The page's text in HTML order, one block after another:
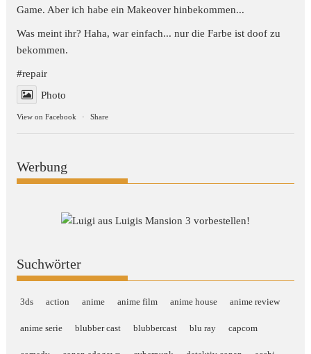
Game. Aber ich habe ein Makeover hinbekommen...
Was meint ihr? Haha, war einfach... nur die Farbe ist doof zu
bekommen.
#repair
Photo
View on Facebook · Share
Werbung
Suchwörter
3ds action anime anime film anime house anime review
anime serie blubber cast blubbercast blu ray capcom